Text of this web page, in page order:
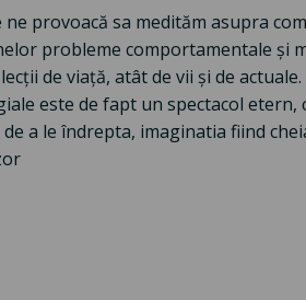
ne provoacă sa medităm asupra
probleme comportamentale și
de viață, atât de vii și de actuale.
este de fapt un spectacol
a le îndrepta, imaginatia fiind